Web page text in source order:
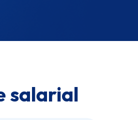
salarial